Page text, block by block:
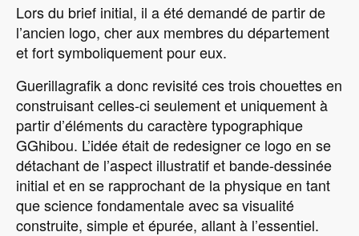
Lors du brief initial, il a été demandé de partir de
l’ancien logo, cher aux membres du département
et fort symboliquement pour eux.
Guerillagrafik a donc revisité ces trois chouettes en
construisant celles-ci seulement et uniquement à
partir d’éléments du caractère typographique
GGhibou. L’idée était de redesigner ce logo en se
détachant de l’aspect illustratif et bande-dessinée
initial et en se rapprochant de la physique en tant
que science fondamentale avec sa visualité
construite, simple et épurée, allant à l’essentiel.